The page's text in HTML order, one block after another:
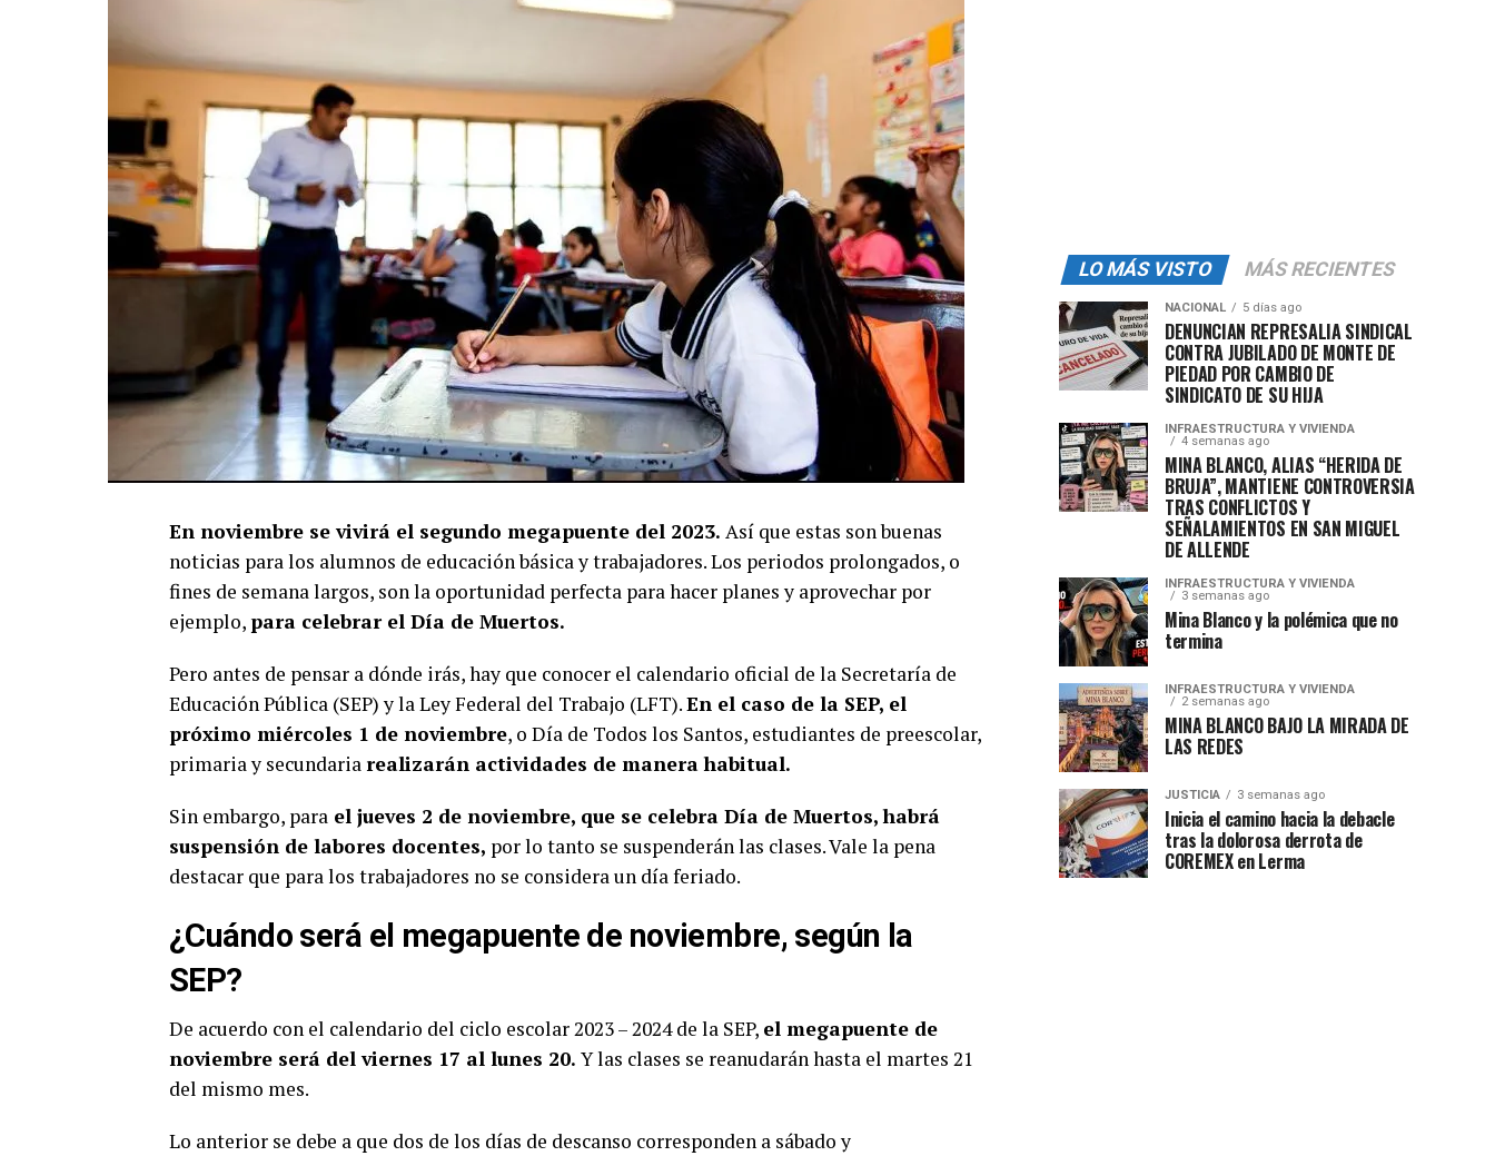
En noviembre se vivirá el segundo megapuente del 2023. Así que estas son buenas
noticias para los alumnos de educación básica y trabajadores. Los periodos prolongados, o
fines de semana largos, son la oportunidad perfecta para hacer planes y aprovechar por
ejemplo, para celebrar el Día de Muertos.
Pero antes de pensar a dónde irás, hay que conocer el calendario oficial de la Secretaría de
Educación Pública (SEP) y la Ley Federal del Trabajo (LFT).En el caso de la SEP, el
próximo miércoles 1 de noviembre, o Día de Todos los Santos, estudiantes de preescolar,
primaria y secundariarealizarán actividades de manera habitual.
Sin embargo, para el jueves 2 de noviembre, que se celebra Día de Muertos, habrá
suspensión de labores docentes, por lo tanto se suspenderán las clases. Vale la pena
destacar que para los trabajadores no se considera un día feriado.
¿Cuándo será el megapuente de noviembre, según la
SEP?
De acuerdo con el calendario del ciclo escolar 2023 – 2024 de la SEP, el megapuente de
noviembre será del viernes 17 al lunes 20. Y las clases se reanudarán hasta el martes 21
del mismo mes.
Lo anterior se debe a que dos de los días de descanso corresponden a sábado y
LO MÁS VISTO MÁS RECIENTES
NACIONAL 5 días ago
DENUNCIAN REPRESALIA SINDICAL
CONTRA JUBILADO DE MONTE DE
PIEDAD POR CAMBIO DE
SINDICATO DE SU HIJA
INFRAESTRUCTURA Y VIVIENDA
4 semanas ago
MINA BLANCO, ALIAS “HERIDA DE
BRUJA”, MANTIENE CONTROVERSIA
TRAS CONFLICTOS Y
SEÑALAMIENTOS EN SAN MIGUEL
DE ALLENDE
INFRAESTRUCTURA Y VIVIENDA
3 semanas ago
Mina Blanco y la polémica que no
termina
INFRAESTRUCTURA Y VIVIENDA
2 semanas ago
MINA BLANCO BAJO LA MIRADA DE
LAS REDES
JUSTICIA 3 semanas ago
Inicia el camino hacia la debacle
tras la dolorosa derrota de
COREMEX en Lerma